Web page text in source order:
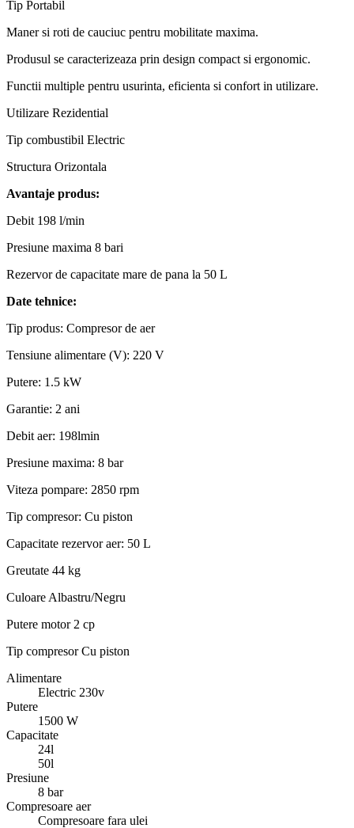
Tip Portabil
Maner si roti de cauciuc pentru mobilitate maxima.
Produsul se caracterizeaza prin design compact si ergonomic.
Functii multiple pentru usurinta, eficienta si confort in utilizare.
Utilizare Rezidential
Tip combustibil Electric
Structura Orizontala
Avantaje produs:
Debit 198 l/min
Presiune maxima 8 bari
Rezervor de capacitate mare de pana la 50 L
Date tehnice:
Tip produs: Compresor de aer
Tensiune alimentare (V): 220 V
Putere: 1.5 kW
Garantie: 2 ani
Debit aer: 198lmin
Presiune maxima: 8 bar
Viteza pompare: 2850 rpm
Tip compresor: Cu piston
Capacitate rezervor aer: 50 L
Greutate 44 kg
Culoare Albastru/Negru
Putere motor 2 cp
Tip compresor Cu piston
Alimentare
Electric 230v
Putere
1500 W
Capacitate
24l
50l
Presiune
8 bar
Compresoare aer
Compresoare fara ulei